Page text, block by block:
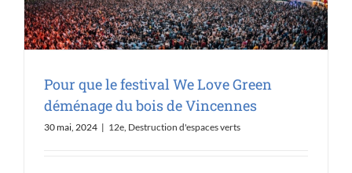
Pour que le festival We Love Green
déménage du bois de Vincennes
30 mai, 2024 | 12e, Destruction d'espaces verts